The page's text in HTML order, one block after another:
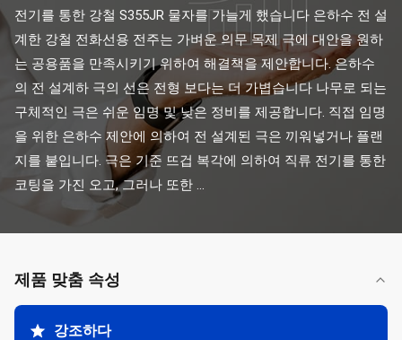
전기를 통한 강철 S355JR 물자를 가늘게 했습니다 은하수 전 설
계한 강철 전화선용 전주는 가벼운 의무 목제 극에 대안을 원하
는 공용품을 만족시키기 위하여 해결책을 제안합니다. 은하수
의 전 설계하 극의 선은 전형 보다는 더 가볍습니다 나무로 되는
구체적인 극은 쉬운 임명 및 낮은 정비를 제공합니다. 직접 임명
을 위한 은하수 제안에 의하여 전 설계된 극은 끼워넣거나 플랜
지를 붙입니다. 극은 기준 뜨겁 복각에 의하여 직류 전기를 통한
코팅을 가진 오고, 그러나 또한 ...
제품 맞춤 속성
강조하다